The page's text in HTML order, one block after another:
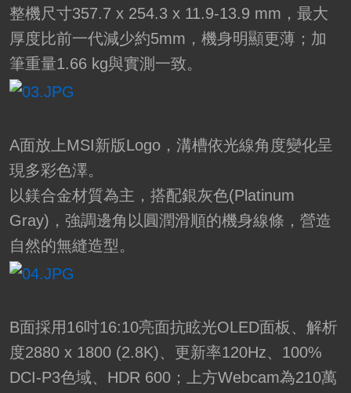
整機尺寸357.7 x 254.3 x 11.9-13.9 mm，最大
厚度比前一代減少約5mm，機身明顯更薄；加
筆重量1.66 kg與實測一致。
A面放上MSI新版Logo，溝槽依光線角度變化呈
現多彩色澤。
以鎂合金材質為主，搭配銀灰色(Platinum
Gray)，強調邊角以圓潤滑順的機身線條，營造
自然的無縫造型。
B面採用16吋16:10亮面抗眩光OLED面板、解析
度2880 x 1800 (2.8K)、更新率120Hz、100%
DCI-P3色域、HDR 600；上方Webcam為210萬